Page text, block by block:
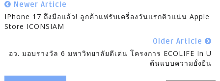
Newer Article
IPhone 17 ถึงมือแล้ว! ลูกค้าแห่รับเครื่องวันแรกคิวแน่น Apple
Store ICONSIAM
Older Article
อว. มอบรางวัล 6 มหาวิทยาลัยดีเด่น โครงการ ECOLIFE In U
ต้นแบบความยั่งยืน